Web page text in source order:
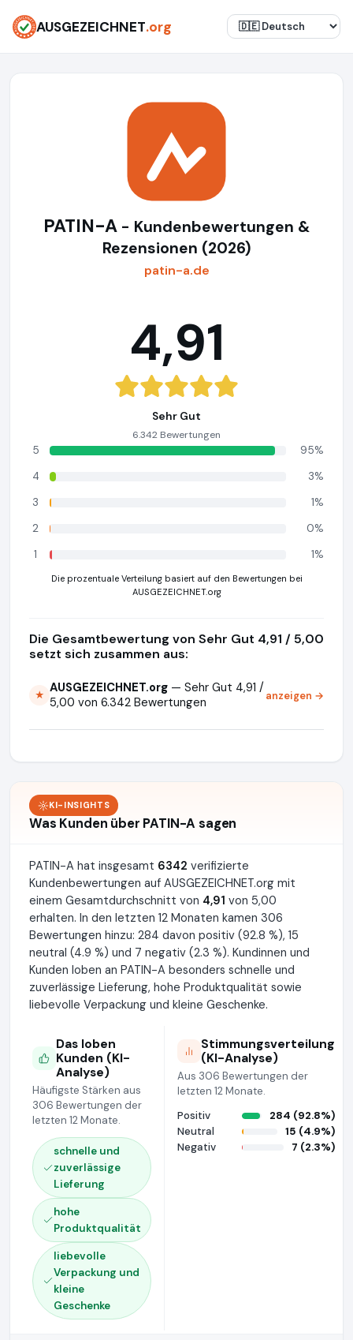
AUSGEZEICHNET.org
PATIN-A - Kundenbewertungen &
Rezensionen (2026)
patin-a.de
4,91
Sehr Gut
6.342 Bewertungen
5
95%
4
3%
3
1%
2
0%
1
1%
Die prozentuale Verteilung basiert auf den Bewertungen bei
AUSGEZEICHNET.org
Die Gesamtbewertung von Sehr Gut 4,91 / 5,00
setzt sich zusammen aus:
★ AUSGEZEICHNET.org — Sehr Gut 4,91 /
5,00 von 6.342 Bewertungen
anzeigen →
KI-INSIGHTS
Was Kunden über PATIN-A sagen
PATIN-A hat insgesamt 6342 verifizierte
Kundenbewertungen auf AUSGEZEICHNET.org mit
einem Gesamtdurchschnitt von 4,91 von 5,00
erhalten. In den letzten 12 Monaten kamen 306
Bewertungen hinzu: 284 davon positiv (92.8 %), 15
neutral (4.9 %) und 7 negativ (2.3 %). Kundinnen und
Kunden loben an PATIN-A besonders schnelle und
zuverlässige Lieferung, hohe Produktqualität sowie
liebevolle Verpackung und kleine Geschenke.
Das loben
Kunden (KI-
Analyse)
Häufigste Stärken aus
306 Bewertungen der
letzten 12 Monate.
schnelle und
zuverlässige
Lieferung
hohe
Produktqualität
liebevolle
Verpackung und
kleine
Geschenke
Stimmungsverteilung
(KI-Analyse)
Aus 306 Bewertungen der
letzten 12 Monate.
Positiv
284 (92.8%)
Neutral
15 (4.9%)
Negativ
7 (2.3%)